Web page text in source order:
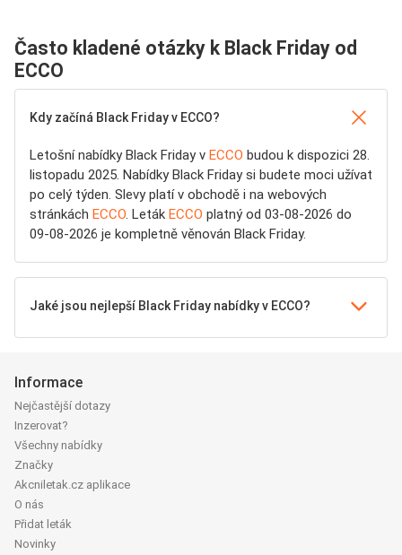
Často kladené otázky k Black Friday od
ECCO
Kdy začíná Black Friday v ECCO?
Letošní nabídky Black Friday v ECCO budou k dispozici 28.
listopadu 2025. Nabídky Black Friday si budete moci užívat
po celý týden. Slevy platí v obchodě i na webových
stránkách ECCO. Leták ECCO platný od 03-08-2026 do
09-08-2026 je kompletně věnován Black Friday.
Jaké jsou nejlepší Black Friday nabídky v ECCO?
Informace
Nejčastější dotazy
Inzerovat?
Všechny nabídky
Značky
Akcniletak.cz aplikace
O nás
Přidat leták
Novinky